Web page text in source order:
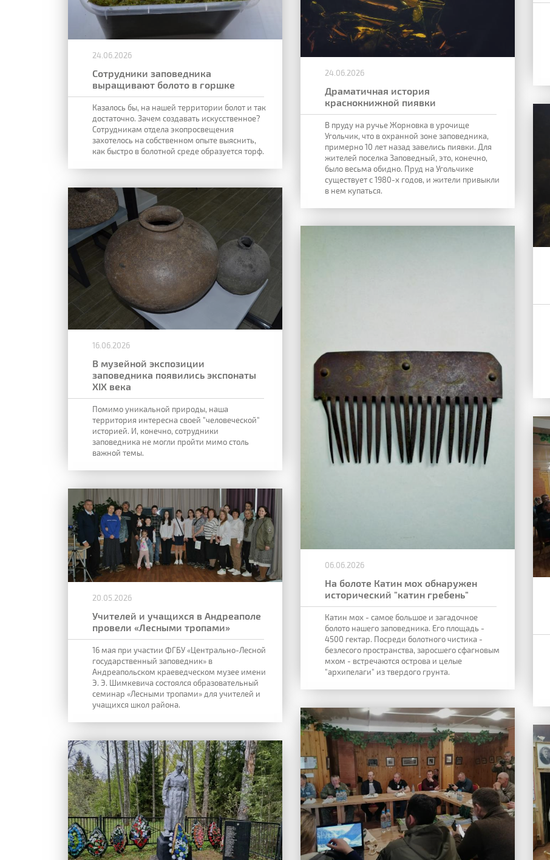
24.06.2026
Сотрудники заповедника
выращивают болото в горшке
Казалось бы, на нашей территории болот и так
достаточно. Зачем создавать искусственное?
Сотрудникам отдела экопросвещения
захотелось на собственном опыте выяснить,
как быстро в болотной среде образуется торф.
24.06.2026
Драматичная история
краснокнижной пиявки
В пруду на ручье Жорновка в урочище
Угольчик, что в охранной зоне заповедника,
примерно 10 лет назад завелись пиявки. Для
жителей поселка Заповедный, это, конечно,
было весьма обидно. Пруд на Угольчике
существует с 1980-х годов, и жители привыкли
в нем купаться.
16.06.2026
В музейной экспозиции
заповедника появились экспонаты
XIX века
Помимо уникальной природы, наша
территория интересна своей "человеческой"
историей. И, конечно, сотрудники
заповедника не могли пройти мимо столь
важной темы.
06.06.2026
На болоте Катин мох обнаружен
исторический "катин гребень"
Катин мох - самое большое и загадочное
болото нашего заповедника. Его площадь -
4500 гектар. Посреди болотного чистика -
безлесого пространства, заросшего сфагновым
мхом - встречаются острова и целые
"архипелаги" из твердого грунта.
20.05.2026
Учителей и учащихся в Андреаполе
провели «Лесными тропами»
16 мая при участии ФГБУ «Центрально-Лесной
государственный заповедник» в
Андреапольском краеведческом музее имени
Э. Э. Шимкевича состоялся образовательный
семинар «Лесными тропами» для учителей и
учащихся школ района.